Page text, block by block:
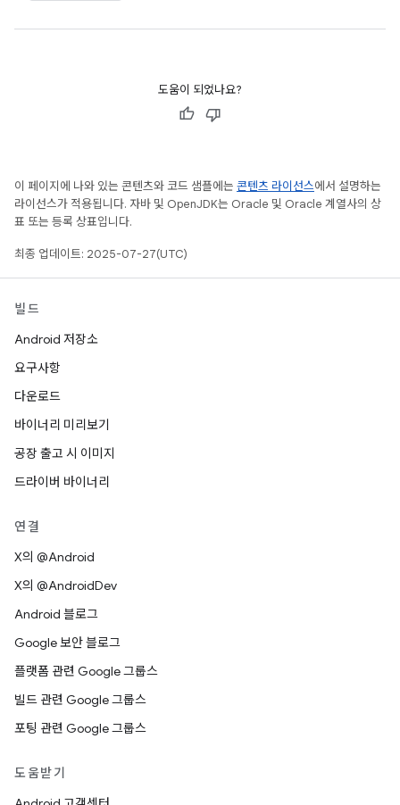
도움이 되었나요?
이 페이지에 나와 있는 콘텐츠와 코드 샘플에는 콘텐츠 라이선스에서 설명하는
라이선스가 적용됩니다. 자바 및 OpenJDK는 Oracle 및 Oracle 계열사의 상
표 또는 등록 상표입니다.
최종 업데이트: 2025-07-27(UTC)
빌드
Android 저장소
요구사항
다운로드
바이너리 미리보기
공장 출고 시 이미지
드라이버 바이너리
연결
X의 @Android
X의 @AndroidDev
Android 블로그
Google 보안 블로그
플랫폼 관련 Google 그룹스
빌드 관련 Google 그룹스
포팅 관련 Google 그룹스
도움받기